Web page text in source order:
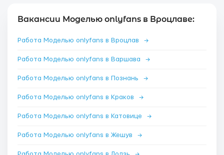
Вакансии Моделью onlyfans в Вроцлаве:
Работа Моделью onlyfans в Вроцлав →
Работа Моделью onlyfans в Варшава →
Работа Моделью onlyfans в Познань →
Работа Моделью onlyfans в Краков →
Работа Моделью onlyfans в Катовице →
Работа Моделью onlyfans в Жешув →